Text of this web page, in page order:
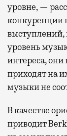
уровне, —
конкуренции
выступлений,
уровень
интереса, они
приходят на
музыки не
В качестве
приводит